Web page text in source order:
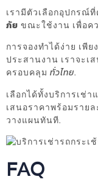
เรามีตัวเลือกอุปกรณ์
ภัย ขณะใช้งาน เพื่อค
การจองทำได้ง่าย เพี
ประสานงาน เราจะเ
ครอบคลุม ทั่วไทย.
เลือกได้ทั้งบริการเช่
เสนอราคาพร้อมราย
วางแผนทันที.
FAQ